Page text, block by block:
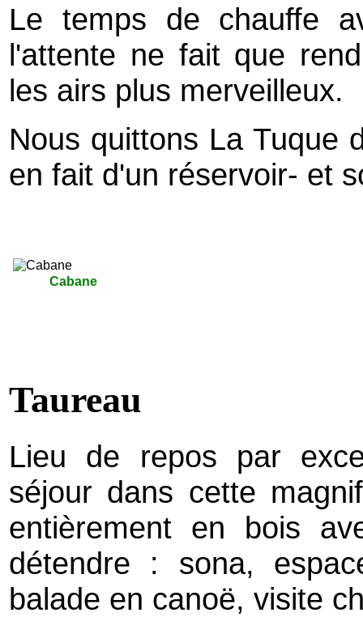
Le temps de chauffe
l'attente ne fait que
les airs plus merveilleux.
Nous quittons La Tuque
en fait d'un réservoir- et
Cabane
Taureau
Lieu de repos par
séjour dans cette
entièrement en bois
détendre : sona,
balade en canoë, visite